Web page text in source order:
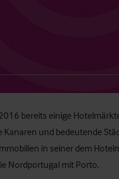
bereits einige
und bedeutende
in seiner dem
Nordportugal mit Porto.